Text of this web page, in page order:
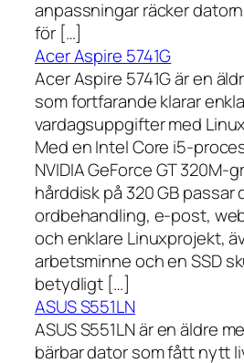
anpassningar räcker
för […]
Acer Aspire 5741G
Acer Aspire 5741G är en
som fortfarande klarar
vardagsuppgifter med Linux
Med en Intel Core i5-
NVIDIA GeForce GT 320M-
hårddisk på 320 GB passar
ordbehandling, e-post,
och enklare Linuxprojekt,
arbetsminne och en SSD
betydligt […]
ASUS S551LN
ASUS S551LN är en äldre
bärbar dator som fått nytt